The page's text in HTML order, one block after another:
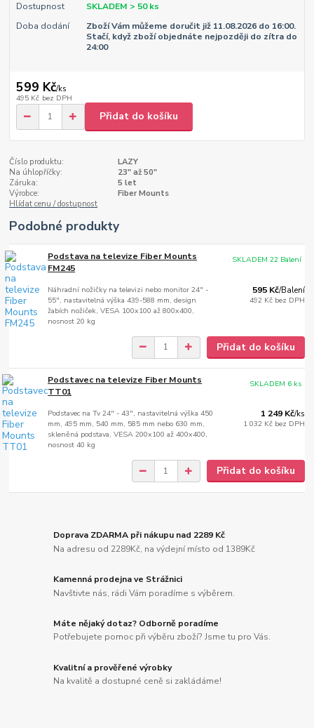
Dostupnost
SKLADEM > 50 ks
Doba dodání
Zboží Vám můžeme doručit již 11.08.2026 do 16:00.
Stačí, když zboží objednáte nejpozději do zítra do
24:00
599 Kč/ks
495 Kč bez DPH
Přidat do košíku
Číslo produktu:
LAZY
Na úhlopříčky:
23" až 50"
Záruka:
5 let
Výrobce:
Fiber Mounts
Hlídat cenu / dostupnost
Podobné produkty
Podstava na televize Fiber Mounts
FM245
Náhradní nožičky na televizi nebo monitor 24" -
55", nastavitelná výška 439-588 mm, design
žabích nožiček, VESA 100x100 až 800x400,
nosnost 20 kg
595 Kč/Balení
492 Kč bez DPH
SKLADEM 22 Balení
Přidat do košíku
Podstavec na televize Fiber Mounts
TT01
Podstavec na Tv 24" - 43", nastavitelná výška 450
mm, 495 mm, 540 mm, 585 mm nebo 630 mm,
skleněná podstava, VESA 200x100 až 400x400,
nosnost 40 kg
1 249 Kč/ks
1 032 Kč bez DPH
SKLADEM 6 ks
Přidat do košíku
Doprava ZDARMA při nákupu nad 2289 Kč
Na adresu od 2289Kč, na výdejní místo od 1389Kč
Kamenná prodejna ve Strážnici
Navštivte nás, rádi Vám poradíme s výběrem.
Máte nějaký dotaz? Odborně poradíme
Potřebujete pomoc při výběru zboží? Jsme tu pro Vás.
Kvalitní a prověřené výrobky
Na kvalitě a dostupné ceně si zakládáme!